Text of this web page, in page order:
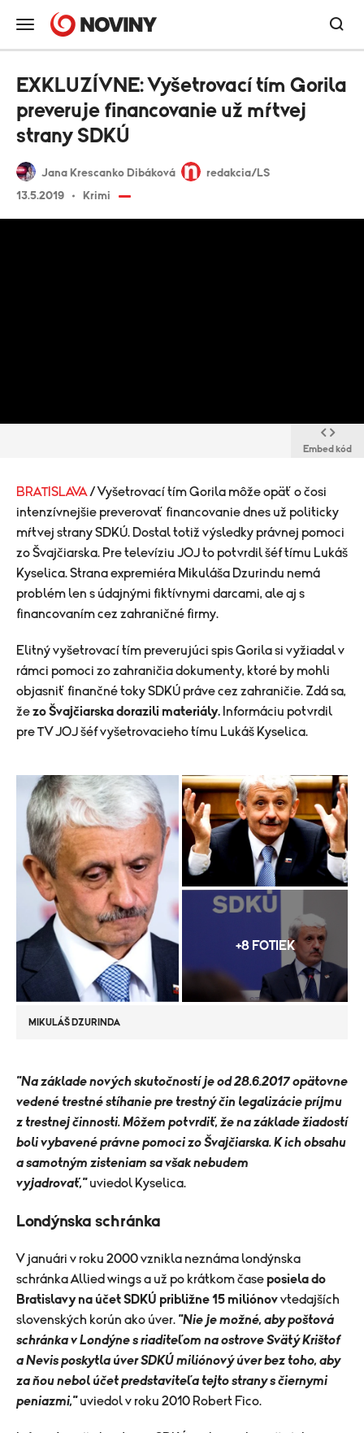
Jana Krescanko Dibáková
redakcia/LS
13.5.2019
Krimi
EXKLUZÍVNE: Vyšetrovací tím Gorila
preveruje financovanie už mŕtvej
strany SDKÚ
Embed kód
BRATISLAVA / Vyšetrovací tím Gorila môže opäť o čosi
intenzívnejšie preverovať financovanie dnes už politicky
mŕtvej strany SDKÚ. Dostal totiž výsledky právnej pomoci
zo Švajčiarska. Pre televíziu JOJ to potvrdil šéf tímu Lukáš
Kyselica. Strana expremiéra Mikuláša Dzurindu nemá
problém len s údajnými fiktívnymi darcami, ale aj s
financovaním cez zahraničné firmy.
Elitný vyšetrovací tím preverujúci spis Gorila si vyžiadal v
rámci pomoci zo zahraničia dokumenty, ktoré by mohli
objasniť finančné toky SDKÚ práve cez zahraničie. Zdá sa,
žezo Švajčiarska dorazili materiály. Informáciu potvrdil
pre TV JOJ šéf vyšetrovacieho tímu Lukáš Kyselica.
+8 FOTIEK
MIKULÁŠ DZURINDA
"Na základe nových skutočností je od 28.6.2017 opätovne
vedené trestné stíhanie pre trestný čin legalizácie príjmu
z trestnej činnosti. Môžem potvrdiť, že na základe žiadostí
boli vybavené právne pomoci zo Švajčiarska. K ich obsahu
a samotným zisteniam sa však nebudem
vyjadrovať,"uviedol Kyselica.
Londýnska schránka
V januári v roku 2000 vznikla neznáma londýnska
schránka Allied wings a už po krátkom čase posiela do
Bratislavy na účet SDKÚ približne 15 miliónovvtedajších
slovenských korún ako úver. "Nie je možné, aby poštová
schránka v Londýne s riaditeľom na ostrove Svätý Krištof
a Nevis poskytla úver SDKÚ miliónový úver bez toho, aby
za ňou nebol účet predstaviteľa tejto strany s čiernymi
peniazmi,"uviedol v roku 2010 Robert Fico.